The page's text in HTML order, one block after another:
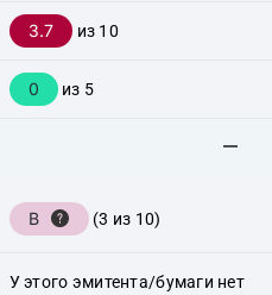
3.7 из 10
0 из 5
B (3 из 10)
У этого эмитента/бумаги нет